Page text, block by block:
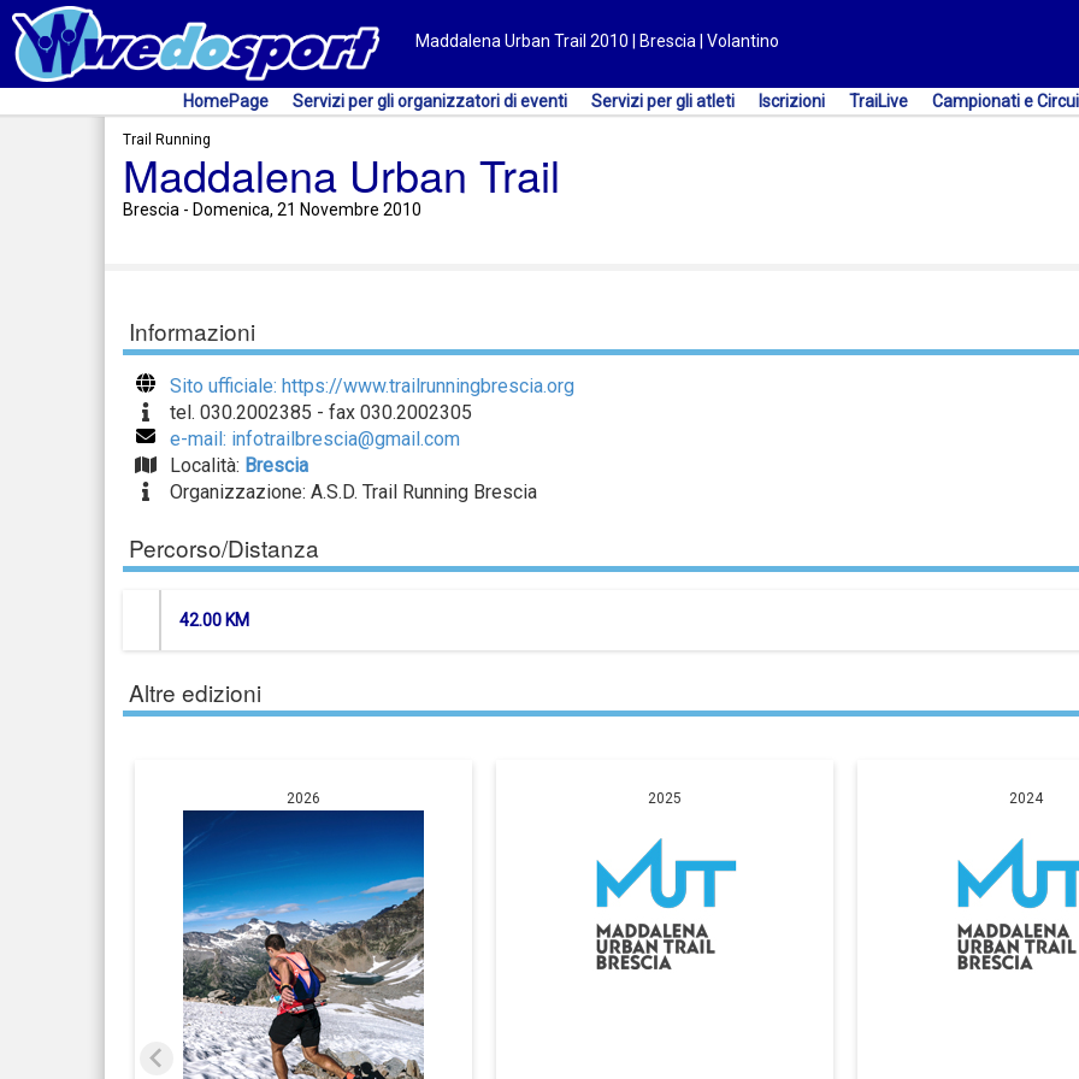
Maddalena Urban Trail 2010 | Brescia | Volantino
HomePage Servizi per gli organizzatori di eventi Servizi per gli atleti Iscrizioni TraiLive Campionati e
Trail Running
Maddalena Urban Trail
Brescia - Domenica, 21 Novembre 2010
Informazioni
Sito ufficiale: https://www.trailrunningbrescia.org
tel. 030.2002385 - fax 030.2002305
e-mail: infotrailbrescia@gmail.com
Località: Brescia
Organizzazione: A.S.D. Trail Running Brescia
Percorso/Distanza
42.00 KM
Altre edizioni
2026 2025 2024